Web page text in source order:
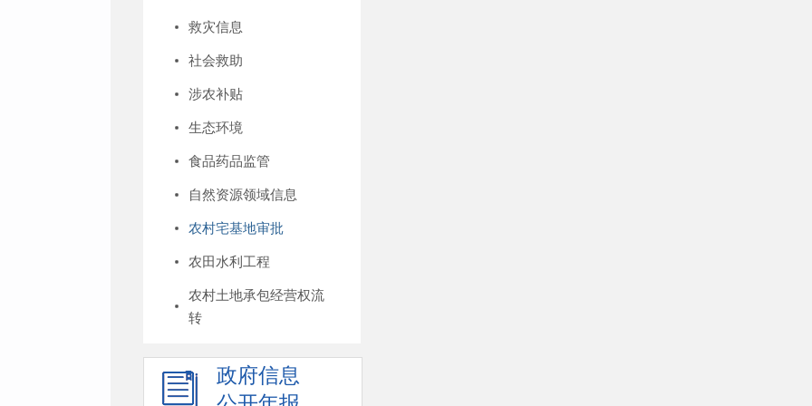
救灾信息
社会救助
涉农补贴
生态环境
食品药品监管
自然资源领域信息
农村宅基地审批
农田水利工程
农村土地承包经营权流
转
政府信息